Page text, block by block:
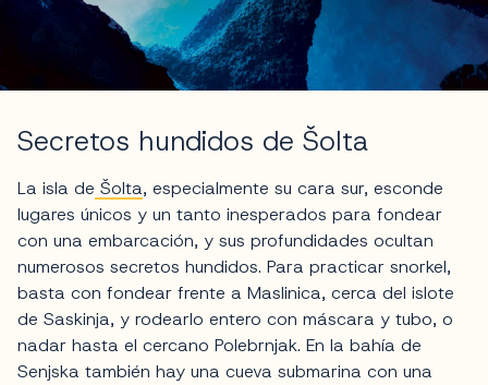
Secretos hundidos de Šolta
La isla de Šolta, especialmente su cara sur, esconde
lugares únicos y un tanto inesperados para fondear
con una embarcación, y sus profundidades ocultan
numerosos secretos hundidos. Para practicar snorkel,
basta con fondear frente a Maslinica, cerca del islote
de Saskinja, y rodearlo entero con máscara y tubo, o
nadar hasta el cercano Polebrnjak. En la bahía de
Senjska también hay una cueva submarina con una